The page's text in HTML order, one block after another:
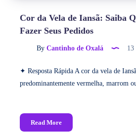
Cor da Vela de Iansã: Saiba
Fazer Seus Pedidos
By Cantinho de Oxalá 13
✦ Resposta Rápida A cor da vela de
predominantemente vermelha, marrom
Read More